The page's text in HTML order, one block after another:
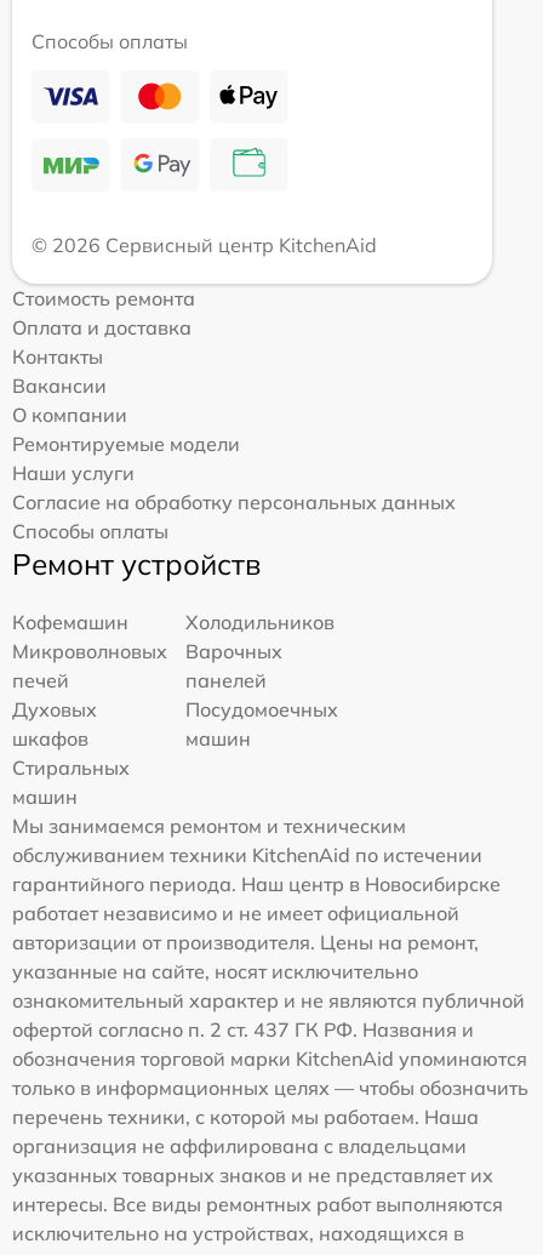
Способы оплаты
© 2026 Сервисный центр KitchenAid
Стоимость ремонта
Оплата и доставка
Контакты
Вакансии
О компании
Ремонтируемые модели
Наши услуги
Согласие на обработку персональных данных
Способы оплаты
Ремонт устройств
Кофемашин
Холодильников
Микроволновых
печей
Варочных
панелей
Духовых
шкафов
Посудомоечных
машин
Стиральных
машин
Мы занимаемся ремонтом и техническим
обслуживанием техники KitchenAid по истечении
гарантийного периода. Наш центр в Новосибирске
работает независимо и не имеет официальной
авторизации от производителя. Цены на ремонт,
указанные на сайте, носят исключительно
ознакомительный характер и не являются публичной
офертой согласно п. 2 ст. 437 ГК РФ. Названия и
обозначения торговой марки KitchenAid упоминаются
только в информационных целях — чтобы обозначить
перечень техники, с которой мы работаем. Наша
организация не аффилирована с владельцами
указанных товарных знаков и не представляет их
интересы. Все виды ремонтных работ выполняются
исключительно на устройствах, находящихся в